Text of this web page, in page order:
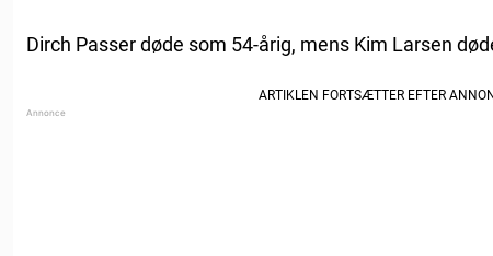
Dirch Passer døde som 54-årig, mens Kim Larsen